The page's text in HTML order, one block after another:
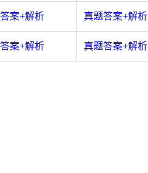
案+解析 真题答案+解析
案+解析 真题答案+解析